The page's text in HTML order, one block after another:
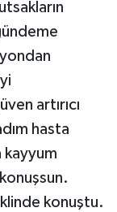
artırıcı
hasta
kayyum
konuştu.